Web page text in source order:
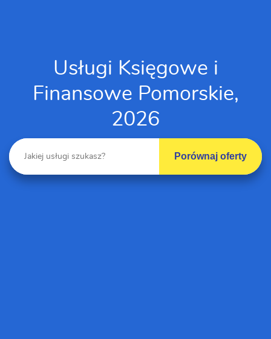
Usługi Księgowe i
Finansowe Pomorskie,
2026
Porównaj oferty